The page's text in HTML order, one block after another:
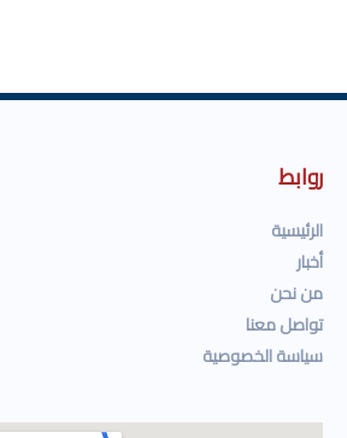
روابط
الرئيسية
أخبار
من نحن
تواصل معنا
سياسة الخصوصية